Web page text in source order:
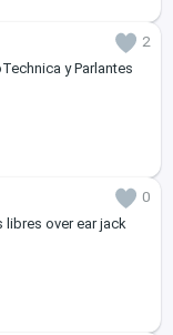
2
y Parlantes
0
over ear jack